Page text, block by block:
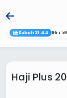
Subuh 21:44
Haji Plus